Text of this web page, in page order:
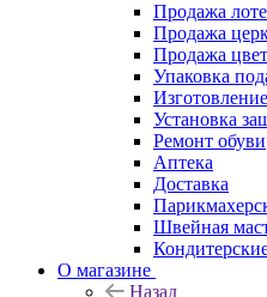
Продажа
Продажа
Продажа
Упаковка
Установка
Ремонт обуви
Аптека
Доставка
Швейная
О магазине
Назад